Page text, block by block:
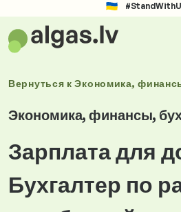
Вернуться кЭкономика,
Экономика, финансы,
Зарплата для
Бухгалтер по